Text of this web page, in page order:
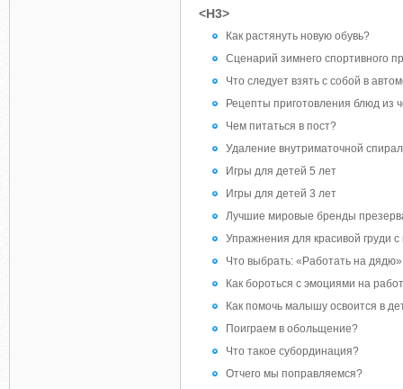
<H3>
Как растянуть новую обувь?
Сценарий зимнего спортивного
Что следует взять с собой в
Рецепты приготовления блюд из
Чем питаться в пост?
Удаление внутриматочной
Игры для детей 5 лет
Игры для детей 3 лет
Лучшие мировые бренды
Упражнения для красивой груди
Что выбрать: «Работать на
Как бороться с эмоциями на
Как помочь малышу освоится в
Поиграем в обольщение?
Что такое субординация?
Отчего мы поправляемся?